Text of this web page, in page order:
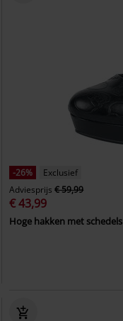
-26%
Exclusief
Adviesprijs € 59,99
€ 43,99
Hoge hakken met schedels